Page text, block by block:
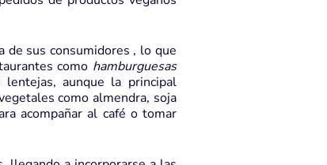
de sus consumidores , lo que
como hamburguesas
aunque la principal
como almendra, soja
acompañar al café o tomar